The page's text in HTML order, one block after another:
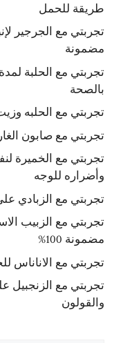
طريقة للحمل
تجربتي مع الجرجير
مضمونة
تجربتي مع الحلبة
بالصحة
تجربتي مع الحلبه
تجربتي مع صابون
تجربتي مع الخميرة
وأضراره للوجه
تجربتي مع الزبادي
تجربتي مع الزبيب
مضمونة 100%
تجربتي مع الاناناس
تجربتي مع الزنجبيل
والقولون